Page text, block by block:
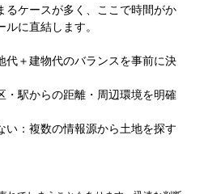
るケースが多く、ここで時間がか
に直結します。
代＋建物代のバランスを事前に決
・駅からの距離・周辺環境を明確
い：複数の情報源から土地を探す